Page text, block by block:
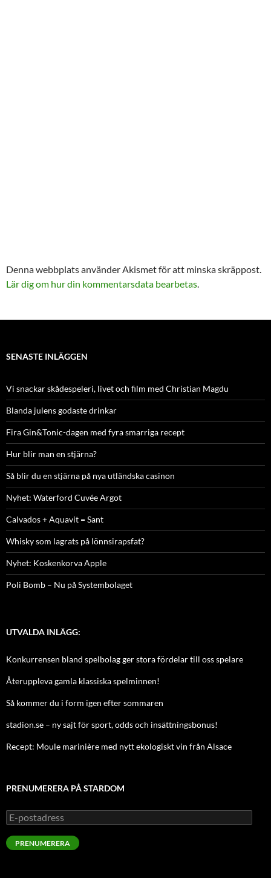
Denna webbplats använder Akismet för att minska skräppost.
Lär dig om hur din kommentarsdata bearbetas.
SENASTE INLÄGGEN
Vi snackar skådespeleri, livet och film med Christian Magdu
Blanda julens godaste drinkar
Fira Gin&Tonic-dagen med fyra smarriga recept
Hur blir man en stjärna?
Så blir du en stjärna på nya utländska casinon
Nyhet: Waterford Cuvée Argot
Calvados + Aquavit = Sant
Whisky som lagrats på lönnsirapsfat?
Nyhet: Koskenkorva Apple
Poli Bomb – Nu på Systembolaget
UTVALDA INLÄGG:
Konkurrensen bland spelbolag ger stora fördelar till oss spelare
Återuppleva gamla klassiska spelminnen!
Så kommer du i form igen efter sommaren
stadion.se – ny sajt för sport, odds och insättningsbonus!
Recept: Moule marinière med nytt ekologiskt vin från Alsace
PRENUMERERA PÅ STARDOM
E-
postadress
PRENUMERERA